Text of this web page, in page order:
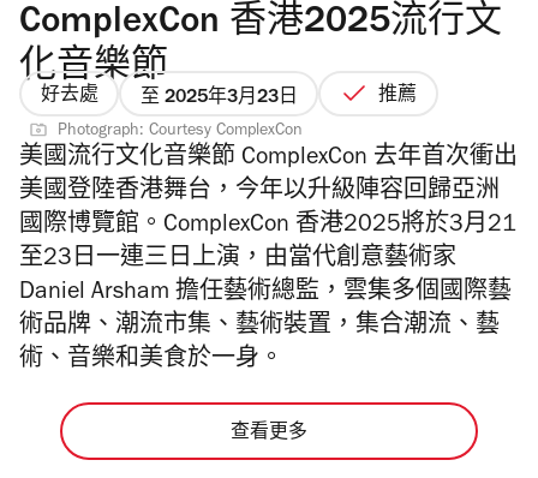
ComplexCon 香港2025流行文
化音樂節
好去處 至 2025年3月23日 推薦
Photograph: Courtesy ComplexCon
美國流行文化音樂節 ComplexCon 去年首次衝出
美國登陸香港舞台，今年以升級陣容回歸亞洲
國際博覽館。ComplexCon 香港2025將於3月21
至23日一連三日上演， 由當代創意藝術家
Daniel Arsham 擔任藝術總監， 雲集多個國際藝
術品牌、潮流市集、藝術裝置，集合潮流、 藝
術、音樂和美食於一身。
查看更多